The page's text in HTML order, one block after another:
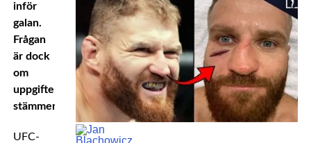
inför
galan.
Frågan
är dock
om
uppgifterna
stämmer.
UFC-